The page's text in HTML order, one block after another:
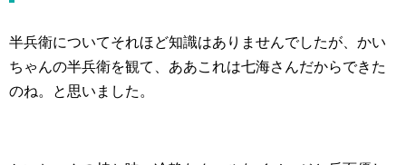
半兵衛についてそれほど知識はありませんでしたが、かい
ちゃんの半兵衛を観て、ああこれは七海さんだからできた
のね。と思いました。